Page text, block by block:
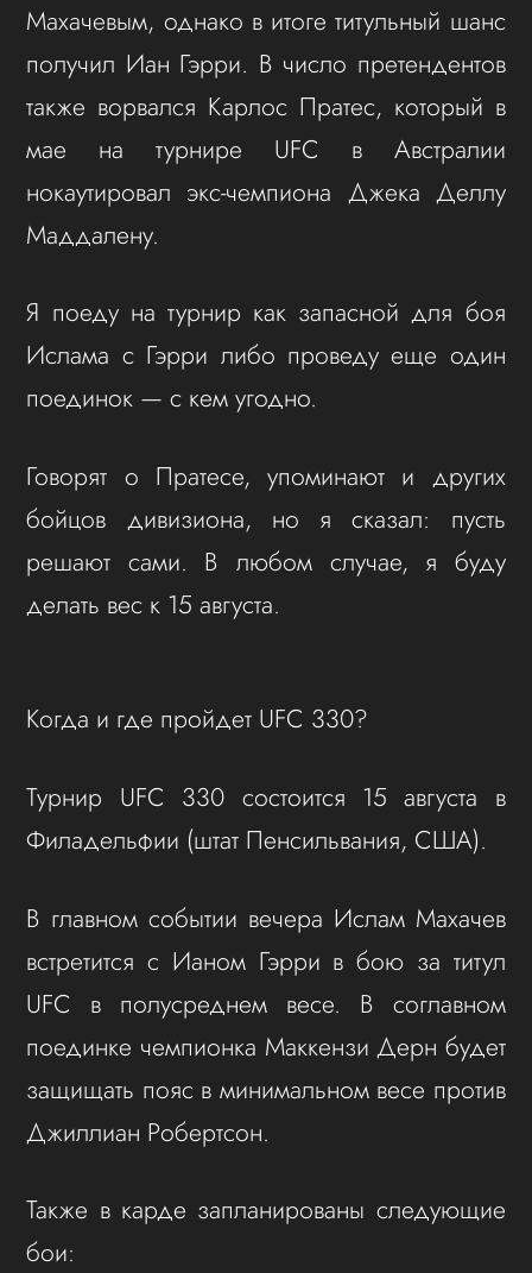
Махачевым, однако в итоге титульный шанс
получил Иан Гэрри. В число претендентов
также ворвался Карлос Пратес, который в
мае на турнире UFC в Австралии
нокаутировал экс-чемпиона Джека Деллу
Маддалену.
Я поеду на турнир как запасной для боя
Ислама с Гэрри либо проведу еще один
поединок — с кем угодно.
Говорят о Пратесе, упоминают и других
бойцов дивизиона, но я сказал: пусть
решают сами. В любом случае, я буду
делать вес к 15 августа.
Когда и где пройдет UFC 330?
Турнир UFC 330 состоится 15 августа в
Филадельфии (штат Пенсильвания, США).
В главном событии вечера Ислам Махачев
встретится с Ианом Гэрри в бою за титул
UFC в полусреднем весе. В соглавном
поединке чемпионка Маккензи Дерн будет
защищать пояс в минимальном весе против
Джиллиан Робертсон.
Также в карде запланированы следующие
бои: